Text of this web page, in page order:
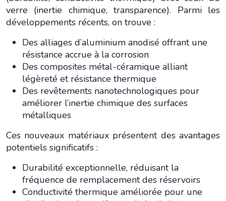
verre (inertie chimique, transparence). Parmi les
développements récents, on trouve :
Des alliages d’aluminium anodisé offrant une
résistance accrue à la corrosion
Des composites métal-céramique alliant
légèreté et résistance thermique
Des revêtements nanotechnologiques pour
améliorer l’inertie chimique des surfaces
métalliques
Ces nouveaux matériaux présentent des avantages
potentiels significatifs :
Durabilité exceptionnelle, réduisant la
fréquence de remplacement des réservoirs
Conductivité thermique améliorée pour une